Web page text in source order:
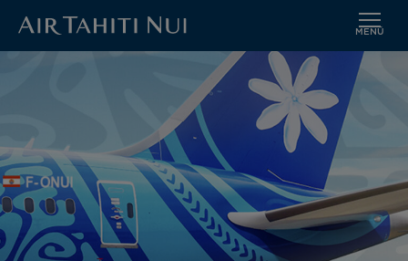
MENÜ